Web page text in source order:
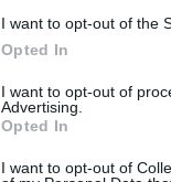
I want to opt-out of the
Opted In
I want to opt-out of
Advertising.
Opted In
I want to opt-out of